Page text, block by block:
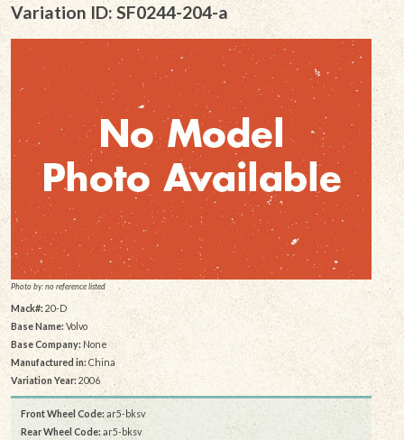
Variation ID: SF0244-204-a
Photo by: no reference listed
Mack#:20-D
Base Name:Volvo
Base Company: None
Manufactured in:China
Variation Year:2006
Front Wheel Code: ar5-bksv
Rear Wheel Code:ar5-bksv